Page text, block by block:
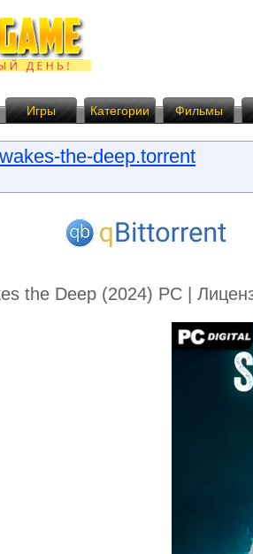
Игры Категории Фильмы
the-deep.torrent
the Deep (2024) PC |